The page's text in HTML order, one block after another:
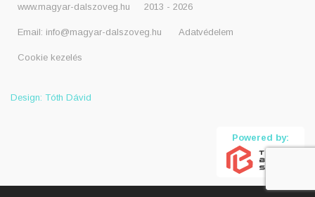
www.magyar-dalszoveg.hu 2013 - 2026
Email: info@magyar-dalszoveg.hu Adatvédelem
Cookie kezelés
Design: Tóth Dávid
Powered by: